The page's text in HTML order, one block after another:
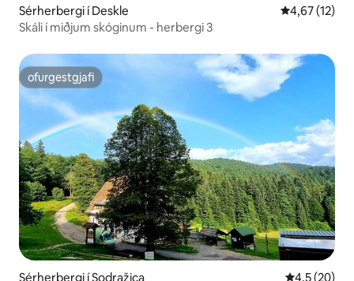
Sérherbergi í Deskle 4,67 af 5 í
4,67 (12)
Skáli í miðjum skóginum - herbergi 3
ofurgestgjafi
ofurgestgjafi
Sérherbergi í Sodražica 4,5 af 5 í
4,5 (20)